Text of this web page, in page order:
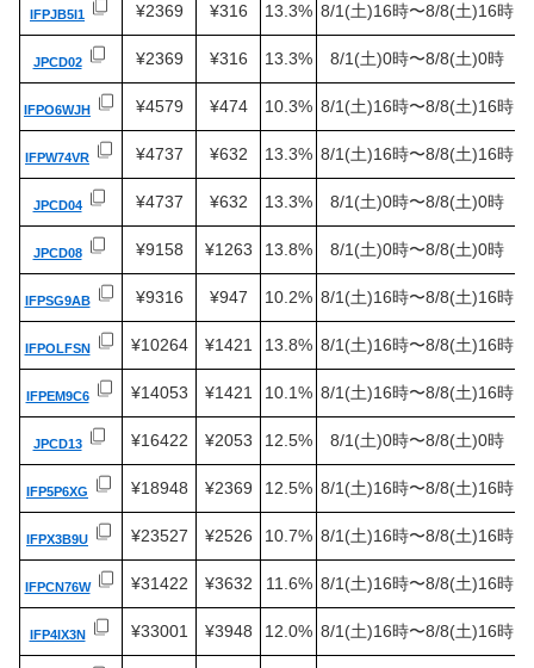
IFPJB5I1 ¥2369 ¥316 13.3% 8/1(土)16時〜8/8(土)16時
JPCD02 ¥2369 ¥316 13.3% 8/1(土)0時〜8/8(土)0時
IFPO6WJH ¥4579 ¥474 10.3% 8/1(土)16時〜8/8(土)16時
IFPW74VR ¥4737 ¥632 13.3% 8/1(土)16時〜8/8(土)16時
JPCD04 ¥4737 ¥632 13.3% 8/1(土)0時〜8/8(土)0時
JPCD08 ¥9158 ¥1263 13.8% 8/1(土)0時〜8/8(土)0時
IFPSG9AB ¥9316 ¥947 10.2% 8/1(土)16時〜8/8(土)16時
IFPOLFSN ¥10264 ¥1421 13.8% 8/1(土)16時〜8/8(土)16時
IFPEM9C6 ¥14053 ¥1421 10.1% 8/1(土)16時〜8/8(土)16時
JPCD13 ¥16422 ¥2053 12.5% 8/1(土)0時〜8/8(土)0時
IFP5P6XG ¥18948 ¥2369 12.5% 8/1(土)16時〜8/8(土)16時
IFPX3B9U ¥23527 ¥2526 10.7% 8/1(土)16時〜8/8(土)16時
IFPCN76W ¥31422 ¥3632 11.6% 8/1(土)16時〜8/8(土)16時
IFP4IX3N ¥33001 ¥3948 12.0% 8/1(土)16時〜8/8(土)16時